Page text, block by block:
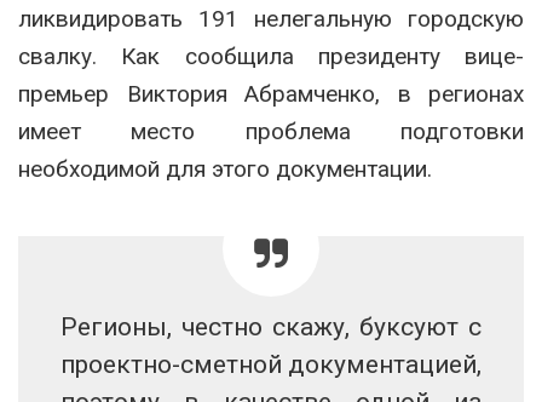
ликвидировать 191 нелегальную городскую
свалку. Как сообщила президенту вице-
премьер Виктория Абрамченко, в регионах
имеет место проблема подготовки
необходимой для этого документации.
Регионы, честно скажу, буксуют с
проектно-сметной документацией,